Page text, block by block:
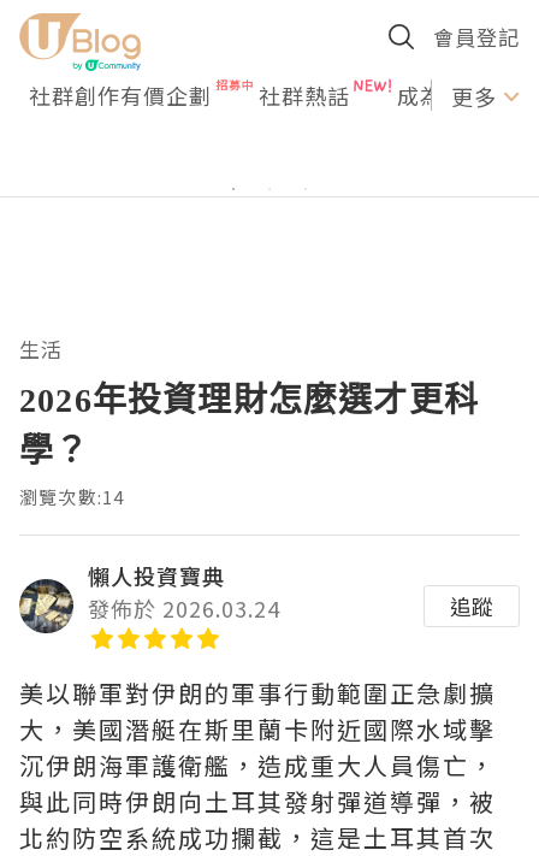
會員登記
社群創作有價企劃 社群熱話 成為U更多
生活
2026年投資理財怎麼選才更科
學？
瀏覽次數:14
懶人投資寶典
發佈於 2026.03.24
追蹤
美以聯軍對伊朗的軍事行動範圍正急劇擴
大，美國潛艇在斯里蘭卡附近國際水域擊
沉伊朗海軍護衛艦，造成重大人員傷亡，
與此同時伊朗向土耳其發射彈道導彈，被
北約防空系統成功攔截，這是土耳其首次